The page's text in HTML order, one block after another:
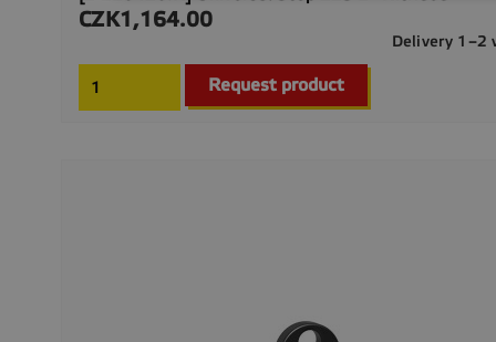
Price
CZK1,164.00
Delivery 1–2
Request product